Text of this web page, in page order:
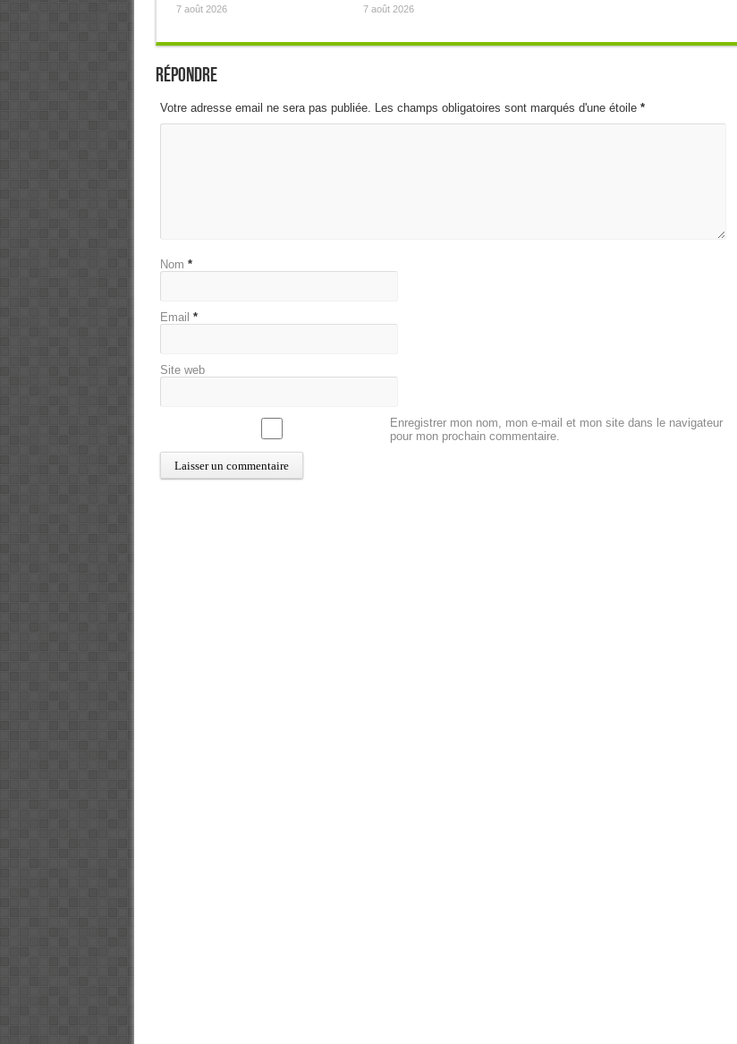
7 août 2026 7 août 2026
Répondre
Votre adresse email ne sera pas publiée. Les champs obligatoires sont marqués d'une étoile *
Nom *
Email *
Site web
Enregistrer mon nom, mon e-mail et mon site dans le navigateur
pour mon prochain commentaire.